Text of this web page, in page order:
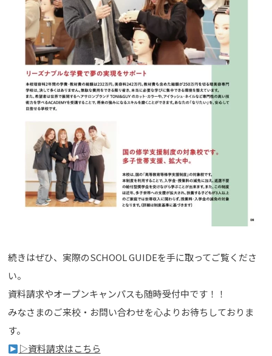
続きはぜひ、実際のSCHOOL GUIDEを手に取ってご覧くださ
い。
資料請求やオープンキャンパスも随時受付中です！！
みなさまのご来校・お問い合わせを心よりお待ちしておりま
す。
▷資料請求はこちら